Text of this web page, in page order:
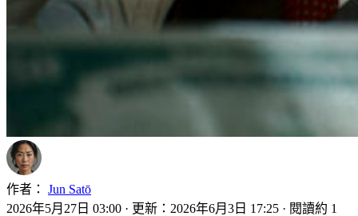
作者： Jun Satō
2026年5月27日 03:00 · 更新：2026年6月3日 17:25 · 閱讀約 1